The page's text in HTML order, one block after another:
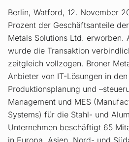
Berlin, Watford, 12. November
Prozent der Geschäftsanteile
Metals Solutions Ltd. erworben.
wurde die Transaktion
zeitgleich vollzogen. Broner
Anbieter von IT-Lösungen in
Produktionsplanung und
Management und MES
Systems) für die Stahl- und
Unternehmen beschäftigt 65
in Europa, Asien, Nord- und